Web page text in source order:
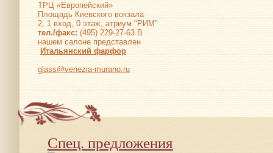
ТРЦ «Европейский»
Площадь Киевского вокзала
2, 1 вход, 0 этаж, атриум "РИМ"
тел./факс: (495) 229-27-63 В
нашем салоне представлен
Итальянский фарфор
glass@venezia-murano.ru
Спец. предложения